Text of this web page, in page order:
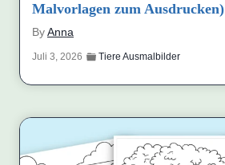
Malvorlagen zum Ausdrucken)
ByAnna
Juli 3, 2026 Tiere Ausmalbilder